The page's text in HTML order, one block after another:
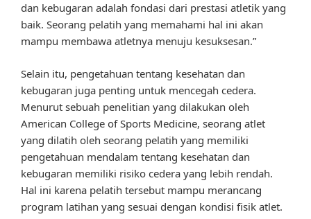
dan kebugaran adalah fondasi dari prestasi atletik yang
baik. Seorang pelatih yang memahami hal ini akan
mampu membawa atletnya menuju kesuksesan.”
Selain itu, pengetahuan tentang kesehatan dan
kebugaran juga penting untuk mencegah cedera.
Menurut sebuah penelitian yang dilakukan oleh
American College of Sports Medicine, seorang atlet
yang dilatih oleh seorang pelatih yang memiliki
pengetahuan mendalam tentang kesehatan dan
kebugaran memiliki risiko cedera yang lebih rendah.
Hal ini karena pelatih tersebut mampu merancang
program latihan yang sesuai dengan kondisi fisik atlet.